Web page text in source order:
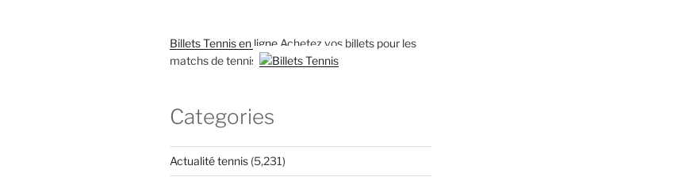
Billets Tennis en ligne Achetez vos billets pour les
matchs de tennis
Categories
Actualité tennis (5,231)